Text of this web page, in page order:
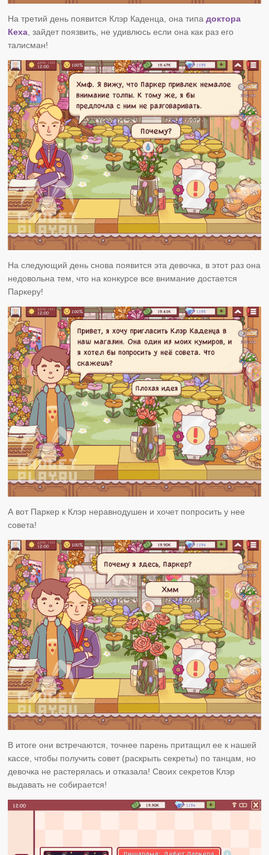
На третий день появится Клэр Каденца, она типадоктора
Кеха, зайдет поязвить, не удивлюсь если она как раз его
талисман!
На следующий день снова появится эта девочка, в этот раз она
недовольна тем, что на конкурсе все внимание достается
Паркеру!
А вот Паркер к Клэр неравнодушен и хочет попросить у нее
совета!
В итоге они встречаются, точнее парень притащил ее к нашей
кассе, чтобы получить совет (раскрыть секреты) по танцам, но
девочка не растерялась и отказала! Своих секретов Клэр
выдавать не собирается!